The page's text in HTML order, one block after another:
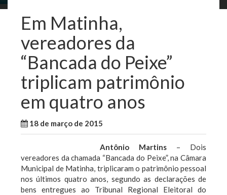
Em Matinha,
vereadores da
“Bancada do Peixe”
triplicam patrimônio
em quatro anos
18 de março de 2015
Antônio Martins – Dois
vereadores da chamada “Bancada do Peixe”, na Câmara
Municipal de Matinha, triplicaram o patrimônio pessoal
nos últimos quatro anos, segundo as declarações de
bens entregues ao Tribunal Regional Eleitoral do